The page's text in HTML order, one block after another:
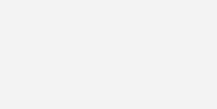
ressourcenorientiertes
auf Erwerbstätige, die trotz
kontinuierlich arbeiten und dabei